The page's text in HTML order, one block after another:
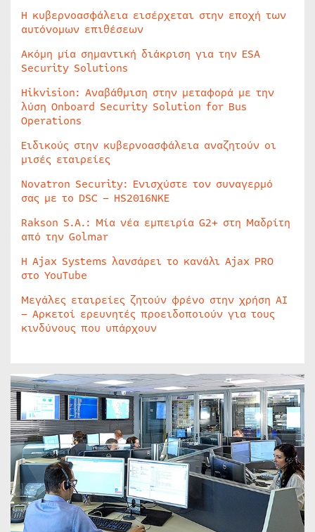
Η κυβερνοασφάλεια εισέρχεται στην εποχή των
αυτόνομων επιθέσεων
Ακόμη μία σημαντική διάκριση για την ESA
Security Solutions
Hikvision: Αναβάθμιση στην μεταφορά με την
λύση Onboard Security Solution for Bus
Operations
Ειδικούς στην κυβερνοασφάλεια αναζητούν οι
μισές εταιρείες
Novatron Security: Ενισχύστε τον συναγερμό
σας με το DSC – HS2016NKE
Rakson S.A.: Μία νέα εμπειρία G2+ στη Μαδρίτη
από την Golmar
Η Ajax Systems λανσάρει το κανάλι Ajax PRO
στο YouTube
Μεγάλες εταιρείες ζητούν φρένο στην χρήση AI
– Αρκετοί ερευνητές προειδοποιούν για τους
κινδύνους που υπάρχουν